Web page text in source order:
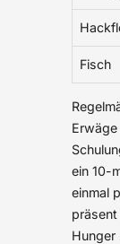
Fisch
ein 10-
einmal
Hunger